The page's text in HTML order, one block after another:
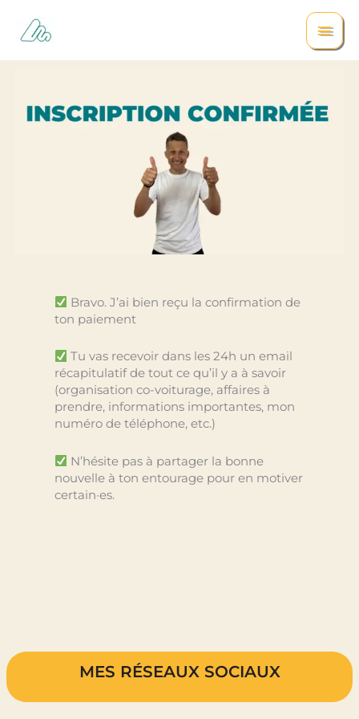
contenu
Bravo. J’ai bien reçu la confirmation de
ton paiement
Tu vas recevoir dans les 24h un email
récapitulatif de tout ce qu’il y a à savoir
(organisation co-voiturage, affaires à
prendre, informations importantes, mon
numéro de téléphone, etc.)
N’hésite pas à partager la bonne
nouvelle à ton entourage pour en motiver
certain·es.
MES RÉSEAUX SOCIAUX